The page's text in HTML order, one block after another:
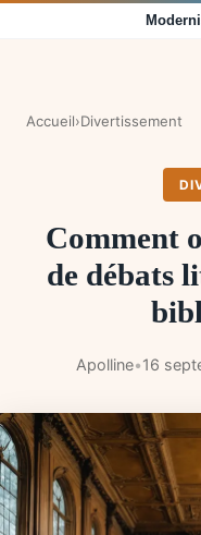
Accueil›Divertissement
Comment
de débats
Apolline•16